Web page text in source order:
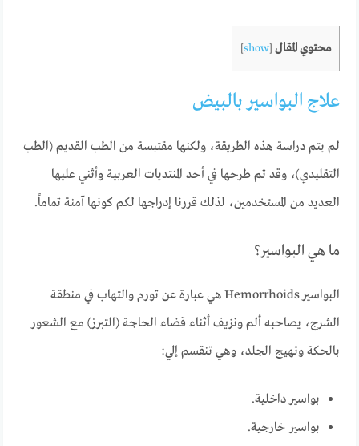
محتوي المقال [
show
]
علاج البواسير بالبيض
لم يتم دراسة هذه الطريقة، ولكنها مقتبسة من الطب القديم (الطب
التقليدي)، وقد تم طرحها في أحد المنتديات العربية وأثني عليها
العديد من المستخدمين، لذلك قررنا إدراجها لكم كونها آمنة تماماً.
ما هي البواسير؟
البواسيرHemorrhoids هي عبارة عن تورم والتهاب في منطقة
الشرج، يصاحبه ألم ونزيف أثناء قضاء الحاجة (التبرز) مع الشعور
بالحكة وتهيج الجلد، وهي تنقسم إلي:
بواسير داخلية.
بواسير خارجية.